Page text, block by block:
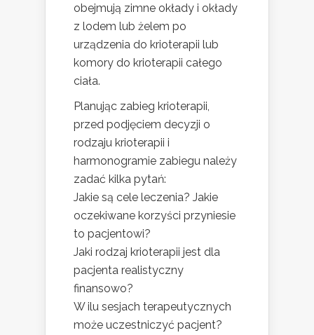
obejmują zimne okłady i okłady
z lodem lub żelem po
urządzenia do krioterapii lub
komory do krioterapii całego
ciała.
Planując zabieg krioterapii,
przed podjęciem decyzji o
rodzaju krioterapii i
harmonogramie zabiegu należy
zadać kilka pytań:
Jakie są cele leczenia? Jakie
oczekiwane korzyści przyniesie
to pacjentowi?
Jaki rodzaj krioterapii jest dla
pacjenta realistyczny
finansowo?
W ilu sesjach terapeutycznych
może uczestniczyć pacjent?